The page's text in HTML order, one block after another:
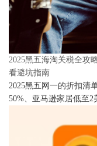
2025黑五海淘关税全攻
看避坑指南
2025黑五网一的折扣清
50%、亚马逊家居低至2